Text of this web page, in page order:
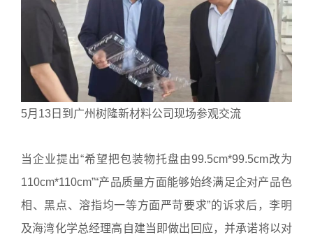
5月13日到广州树隆新材料公司现场参观交流
当企业提出“希望把包装物托盘由99.5cm*99.5cm改为
110cm*110cm”“产品质量方面能够始终满足企对产品色
相、黑点、溶指均一等方面严苛要求”的诉求后，李明
及海湾化学总经理高自建当即做出回应，并承诺将以对